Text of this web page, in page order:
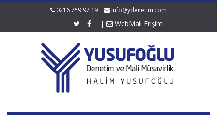
0216 759 97 19 info@ydenetim.com
| WebMail Erişim